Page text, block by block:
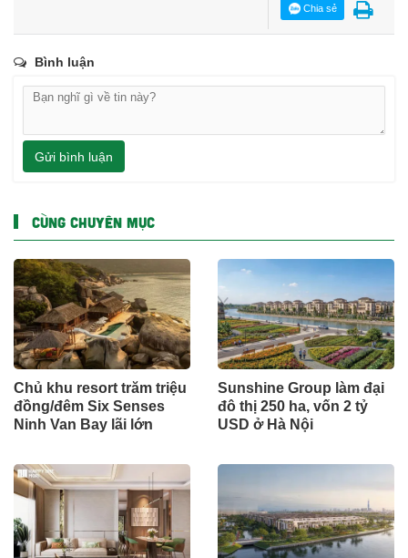
Chia sẻ
Bình luận
Gửi bình luận
CÙNG CHUYÊN MỤC
Chủ khu resort trăm triệu
đồng/đêm Six Senses
Ninh Van Bay lãi lớn
Sunshine Group làm đại
đô thị 250 ha, vốn 2 tỷ
USD ở Hà Nội